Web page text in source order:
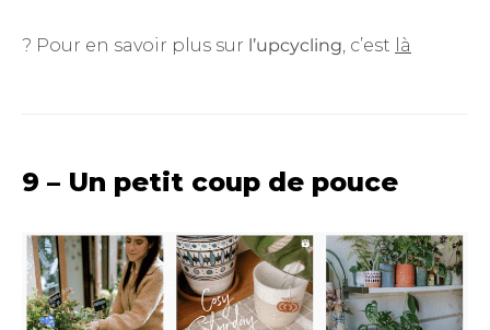
? Pour en savoir plus sur l’upcycling , c’est là
9 – Un petit coup de pouce